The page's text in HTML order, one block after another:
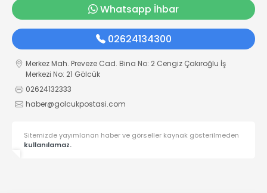
Whatsapp İhbar
02624134300
Merkez Mah. Preveze Cad. Bina No: 2 Cengiz Çakıroğlu İş
Merkezi No: 21 Gölcük
02624132333
haber@golcukpostasi.com
Sitemizde yayımlanan haber ve görseller kaynak gösterilmeden
kullanılamaz.